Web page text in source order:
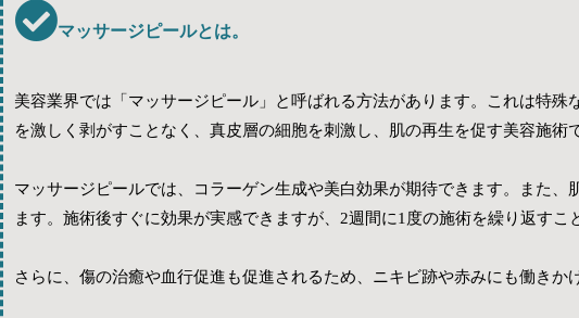
マッサージピールとは。
美容業界では「マッサージピール」と呼ばれる方法があります。これは特
を激しく剥がすことなく、真皮層の細胞を刺激し、肌の再生を促す美容施術
マッサージピールでは、コラーゲン生成や美白効果が期待できます。また
ます。施術後すぐに効果が実感できますが、2週間に1度の施術を繰り返すこ
さらに、傷の治癒や血行促進も促進されるため、ニキビ跡や赤みにも働きか